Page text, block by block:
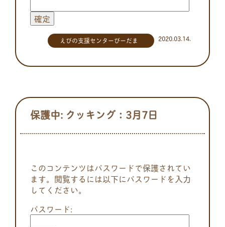
2020.03.14.
えびの支援センターびーだま
保護中: クッキング：3月7日
このコンテンツはパスワードで保護されてい
ます。閲覧するには以下にパスワードを入力
してください。
パスワード: